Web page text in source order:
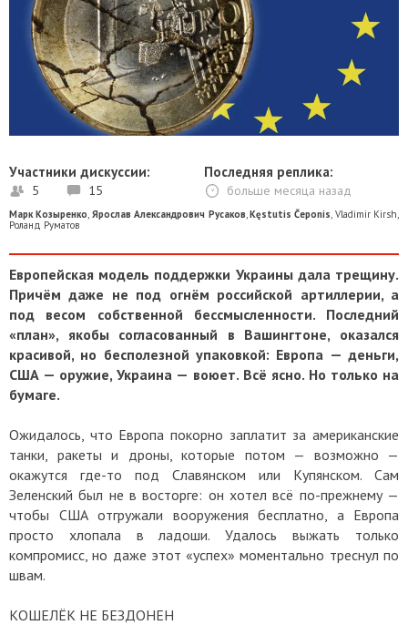
Участники дискуссии:
5 15
Последняя реплика:
больше месяца назад
Марк Козыренко, Ярослав Александрович Русаков,Kęstutis Čeponis, Vladimir Kirsh,
Роланд Руматов
Европейская модель поддержки Украины дала трещину.
Причём даже не под огнём российской артиллерии, а
под весом собственной бессмысленности. Последний
«план», якобы согласованный в Вашингтоне, оказался
красивой, но бесполезной упаковкой: Европа — деньги,
США — оружие, Украина — воюет. Всё ясно. Но только на
бумаге.
Ожидалось, что Европа покорно заплатит за американские
танки, ракеты и дроны, которые потом — возможно —
окажутся где-то под Славянском или Купянском. Сам
Зеленский был не в восторге: он хотел всё по-прежнему —
чтобы США отгружали вооружения бесплатно, а Европа
просто хлопала в ладоши. Удалось выжать только
компромисс, но даже этот «успех» моментально треснул по
швам.
КОШЕЛЁК НЕ БЕЗДОНЕН